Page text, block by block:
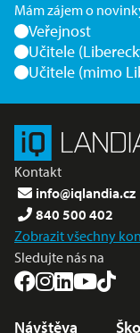
Mám zájem o
Veřejnost
Učitele
Učitele (mimo
Kontakt
info@iqlandia.cz
840 500 402
Zobrazit všechny
Sledujte nás na
Nabídka v zápatí
Návštěva